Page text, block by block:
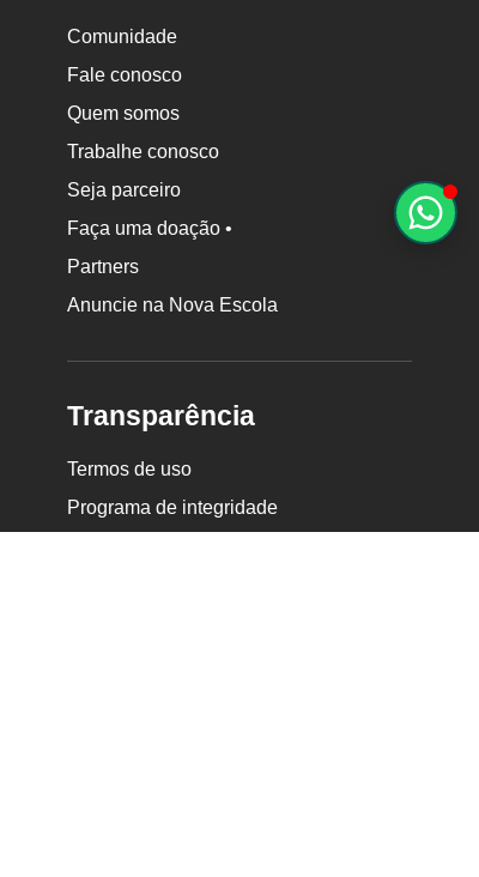
Comunidade
Fale conosco
Quem somos
Trabalhe conosco
Seja parceiro
Faça uma doação •
Partners
Anuncie na Nova Escola
Transparência
Termos de uso
Programa de integridade